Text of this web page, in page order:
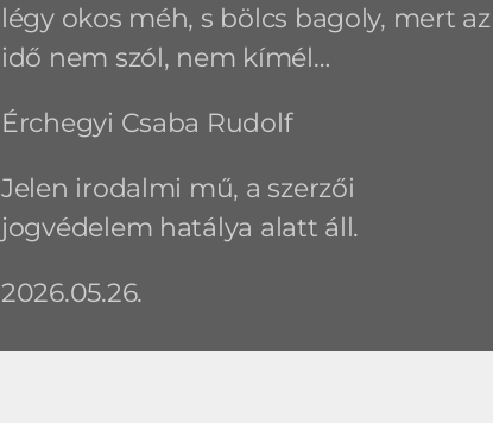
légy okos méh, s bölcs bagoly, mert az
idő nem szól, nem kímél…
Érchegyi Csaba Rudolf
Jelen irodalmi mű, a szerzői
jogvédelem hatálya alatt áll.
2026.05.26.